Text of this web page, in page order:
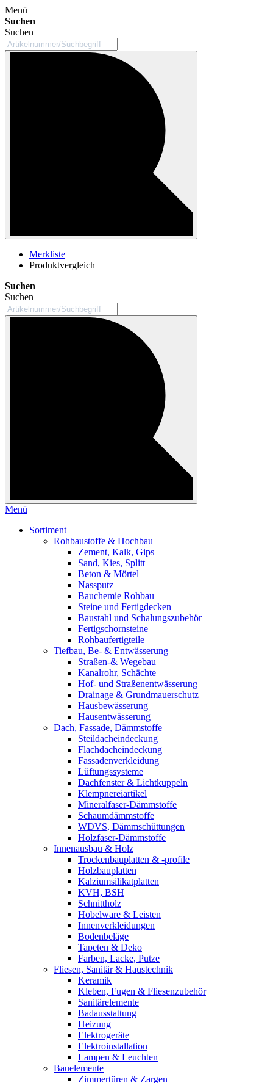
Menü
Suchen
Suchen
Merkliste
Produktvergleich
Suchen
Suchen
Menü
Sortiment
Rohbaustoffe & Hochbau
Zement, Kalk, Gips
Sand, Kies, Splitt
Beton & Mörtel
Nassputz
Bauchemie Rohbau
Steine und Fertigdecken
Baustahl und Schalungszubehör
Fertigschornsteine
Rohbaufertigteile
Tiefbau, Be- & Entwässerung
Straßen-& Wegebau
Kanalrohr, Schächte
Hof- und Straßenentwässerung
Drainage & Grundmauerschutz
Hausbewässerung
Hausentwässerung
Dach, Fassade, Dämmstoffe
Steildacheindeckung
Flachdacheindeckung
Fassadenverkleidung
Lüftungssysteme
Dachfenster & Lichtkuppeln
Klempnereiartikel
Mineralfaser-Dämmstoffe
Schaumdämmstoffe
WDVS, Dämmschüttungen
Holzfaser-Dämmstoffe
Innenausbau & Holz
Trockenbauplatten & -profile
Holzbauplatten
Kalziumsilikatplatten
KVH, BSH
Schnittholz
Hobelware & Leisten
Innenverkleidungen
Bodenbeläge
Tapeten & Deko
Farben, Lacke, Putze
Fliesen, Sanitär & Haustechnik
Keramik
Kleben, Fugen & Fliesenzubehör
Sanitärelemente
Badausstattung
Heizung
Elektrogeräte
Elektroinstallation
Lampen & Leuchten
Bauelemente
Zimmertüren & Zargen